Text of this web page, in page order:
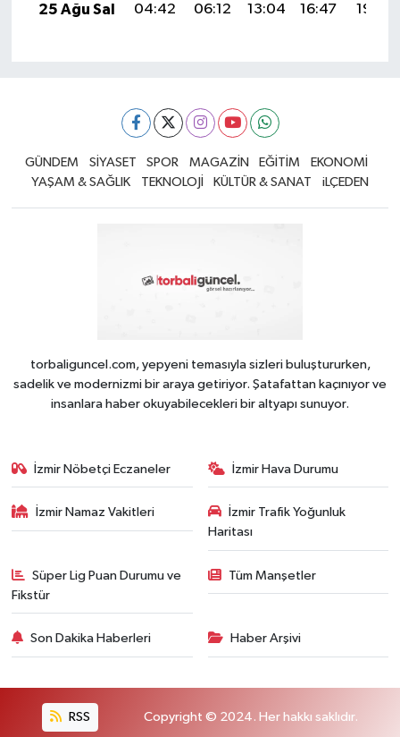
25 Ağu Sal
04:42 06:12 13:04 16:47 19:46
GÜNDEM SİYASET SPOR MAGAZİN EĞİTİM
EKONOMİ
YAŞAM & SAĞLIK
TEKNOLOJİ KÜLTÜR & SANAT iLÇEDEN
torbaliguncel.com, yepyeni temasıyla sizleri buluştururken,
sadelik ve modernizmi bir araya getiriyor. Şatafattan kaçınıyor ve
insanlara haber okuyabilecekleri bir altyapı sunuyor.
İzmir Nöbetçi Eczaneler İzmir Hava Durumu
İzmir Namaz Vakitleri
İzmir Trafik Yoğunluk
Haritası
Süper Lig Puan Durumu ve
Fikstür
Tüm Manşetler
Son Dakika Haberleri Haber Arşivi
RSS Copyright © 2024. Her hakkı saklıdır.